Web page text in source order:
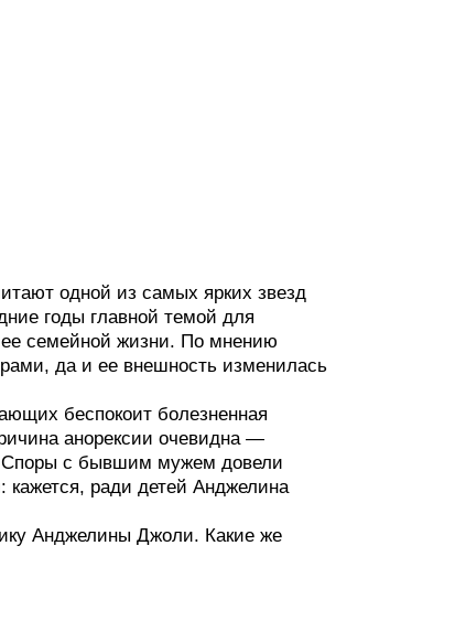
одной из самых ярких звезд
годы главной темой для
ее семейной жизни. По мнению
да и ее внешность изменилась
беспокоит болезненная
анорексии очевидна —
Споры с бывшим мужем довели
кажется, ради детей Анджелина
Анджелины Джоли. Какие же